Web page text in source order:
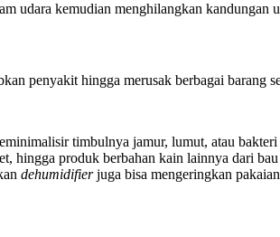
udara kemudian menghilangkan kandungan
penyakit hingga merusak berbagai barang
timbulnya jamur, lumut, atau
hingga produk berbahan kain lainnya dari
dehumidifierjuga bisa mengeringkan